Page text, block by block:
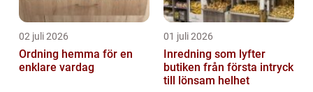
02 juli 2026
Ordning hemma för en
enklare vardag
01 juli 2026
Inredning som lyfter
butiken från första intryck
till lönsam helhet